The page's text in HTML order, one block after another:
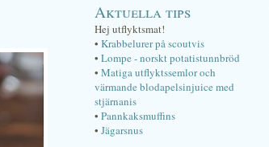
Aktuella tips
Hej utflyktsmat!
• Krabbelurer på scoutvis
• Lompe - norskt potatistunnbröd
• Matiga utflyktssemlor och
värmande blodapelsinjuice med
stjärnanis
• Pannkaksmuffins
• Jägarsnus